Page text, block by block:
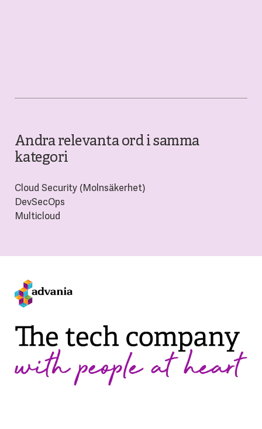
Andra relevanta ord i samma
kategori
Cloud Security (Molnsäkerhet)
DevSecOps
Multicloud